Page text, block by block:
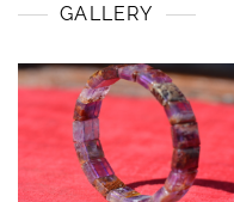
GALLERY